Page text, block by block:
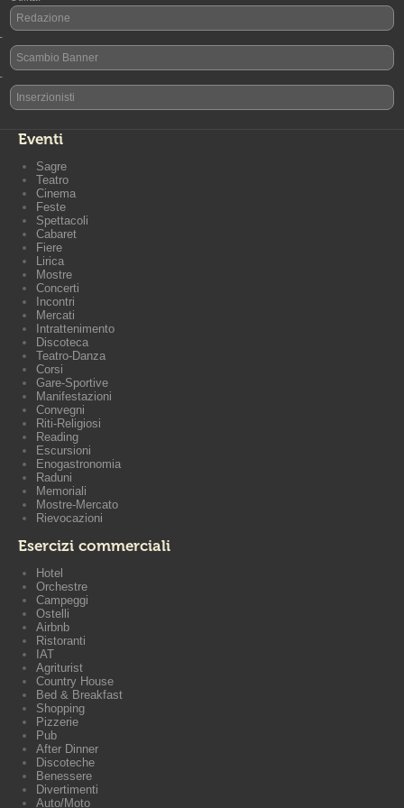
Redazione
-
Scambio Banner
-
Inserzionisti
Eventi
Sagre
Teatro
Cinema
Feste
Spettacoli
Cabaret
Fiere
Lirica
Mostre
Concerti
Incontri
Mercati
Intrattenimento
Discoteca
Teatro-Danza
Corsi
Gare-Sportive
Manifestazioni
Convegni
Riti-Religiosi
Reading
Escursioni
Enogastronomia
Raduni
Memoriali
Mostre-Mercato
Rievocazioni
Esercizi commerciali
Hotel
Orchestre
Campeggi
Ostelli
Airbnb
Ristoranti
IAT
Agriturist
Country House
Bed & Breakfast
Shopping
Pizzerie
Pub
After Dinner
Discoteche
Benessere
Divertimenti
Auto/Moto